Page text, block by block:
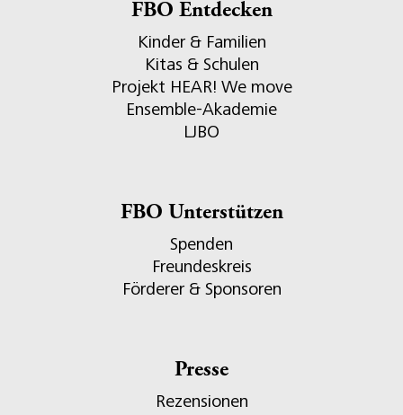
FBO Entdecken
Kinder & Familien
Kitas & Schulen
Projekt HEAR! We move
Ensemble-Akademie
LJBO
FBO Unterstützen
Spenden
Freundeskreis
Förderer & Sponsoren
Presse
Rezensionen